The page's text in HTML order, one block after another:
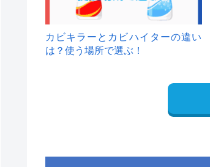
カビキラーとカビハイターの違い
は？使う場所で選ぶ！